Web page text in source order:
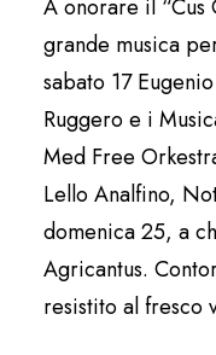
A onorare il “Cus
grande musica
sabato 17
Ruggero e i
Med Free
Lello Analfino,
domenica 25, a
Agricantus.
resistito al fresco